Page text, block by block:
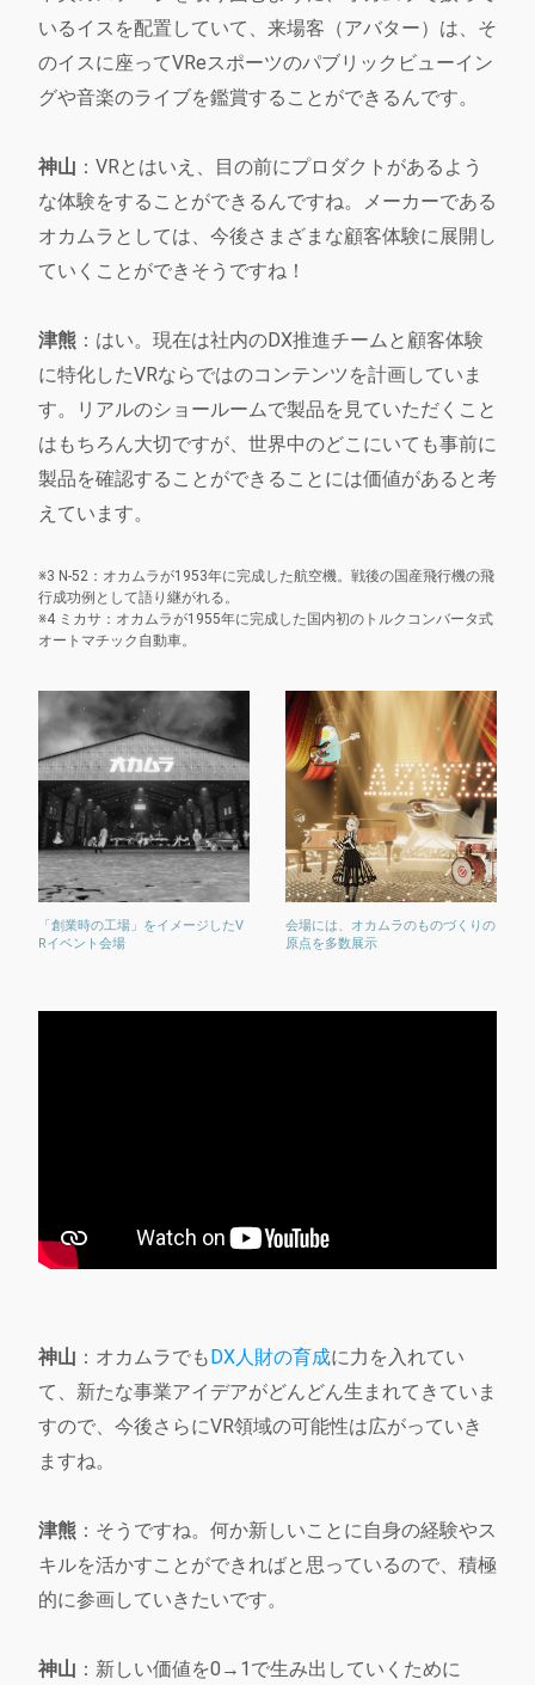
いるイスを配置していて、来場客（アバター）は、そ
のイスに座ってVReスポーツのパブリックビューイン
グや音楽のライブを鑑賞することができるんです。
神山 ：VRとはいえ、目の前にプロダクトがあるよう
な体験をすることができるんですね。メーカーである
オカムラとしては、今後さまざまな顧客体験に展開し
ていくことができそうですね！
津熊 ：はい。現在は社内のDX推進チームと顧客体験
に特化したVRならではのコンテンツを計画していま
す。リアルのショールームで製品を見ていただくこと
はもちろん大切ですが、世界中のどこにいても事前に
製品を確認することができることには価値があると考
えています。
※3 N-52：オカムラが1953年に完成した航空機。戦後の国産飛行機の飛
行成功例として語り継がれる。
※4 ミカサ：オカムラが1955年に完成した国内初のトルクコンバータ式
オートマチック自動車。
「創業時の工場」をイメージしたV
Rイベント会場
会場には、オカムラのものづくりの
原点を多数展示
神山 ：オカムラでもDX人財の育成に力を入れてい
て、新たな事業アイデアがどんどん生まれてきていま
すので、今後さらにVR領域の可能性は広がっていき
ますね。
津熊 ：そうですね。何か新しいことに自身の経験やス
キルを活かすことができればと思っているので、積極
的に参画していきたいです。
神山 ：新しい価値を0→1で生み出していくために